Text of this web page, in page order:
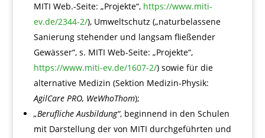
MITI Web.-Seite: „Projekte“, https://www.miti-
ev.de/2344-2/), Umweltschutz („naturbelassene
Sanierung stehender und langsam fließender
Gewässer“, s. MITI Web-Seite: „Projekte“,
https://www.miti-ev.de/1607-2/) sowie für die
alternative Medizin (Sektion Medizin-Physik:
AgilCare PRO, WeWhoThom);
„Berufliche Ausbildung“, beginnend in den Schulen
mit Darstellung der von MITI durchgeführten und